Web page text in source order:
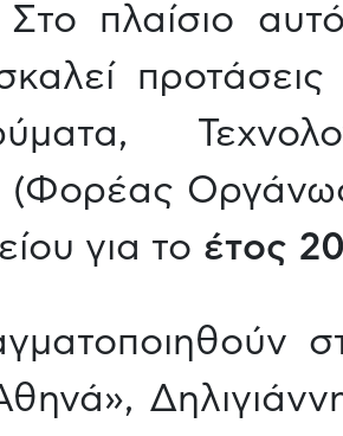
πλαίσιο
(Φορέας
για το έτος